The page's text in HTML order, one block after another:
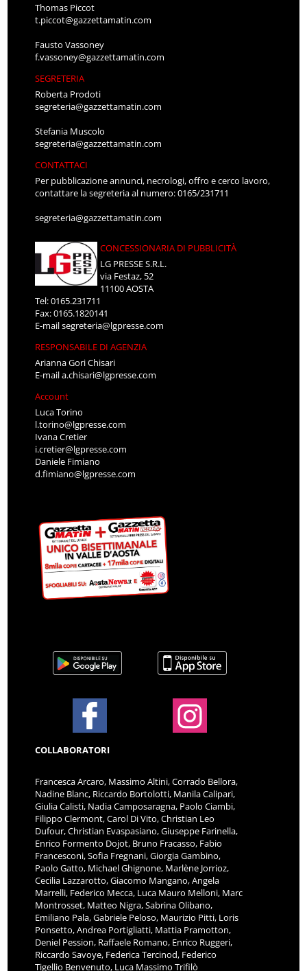
Thomas Piccot
t.piccot@gazzettamatin.com
Fausto Vassoney
f.vassoney@gazzettamatin.com
SEGRETERIA
Roberta Prodoti
segreteria@gazzettamatin.com
Stefania Muscolo
segreteria@gazzettamatin.com
CONTATTACI
Per pubblicazione annunci, necrologi, offro e cerco lavoro,
contattare la segreteria al numero: 0165/231711
segreteria@gazzettamatin.com
CONCESSIONARIA DI PUBBLICITÀ
LG PRESSE S.R.L.
via Festaz, 52
11100 AOSTA
Tel: 0165.231711
Fax: 0165.1820141
E-mailsegreteria@lgpresse.com
RESPONSABILE DI AGENZIA
Arianna Gori Chisari
E-maila.chisari@lgpresse.com
Account
Luca Torino
l.torino@lgpresse.com
Ivana Cretier
i.cretier@lgpresse.com
Daniele Fimiano
d.fimiano@lgpresse.com
COLLABORATORI
Francesca Arcaro, Massimo Altini, Corrado Bellora,
Nadine Blanc, Riccardo Bortolotti, Manila Calipari,
Giulia Calisti, Nadia Camposaragna, Paolo Ciambi,
Filippo Clermont, Carol Di Vito, Christian Leo
Dufour, Christian Evaspasiano, Giuseppe Farinella,
Enrico Formento Dojot, Bruno Fracasso, Fabio
Francesconi, Sofia Fregnani, Giorgia Gambino,
Paolo Gatto, Michael Ghignone, Marlène Jorrioz,
Cecilia Lazzarotto, Giacomo Mangano, Angela
Marrelli, Federico Mecca, Luca Mauro Melloni, Marc
Montrosset, Matteo Nigra, Sabrina Olibano,
Emiliano Pala, Gabriele Peloso, Maurizio Pitti, Loris
Ponsetto, Andrea Portigliatti, Mattia Pramotton,
Deniel Pession, Raffaele Romano, Enrico Ruggeri,
Riccardo Savoye, Federica Tercinod, Federico
Tigellio Benvenuto, Luca Massimo Trifilò